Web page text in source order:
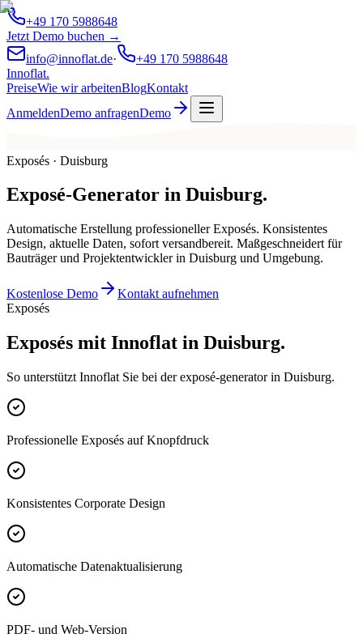
+49 170 5988648
Jetzt Demo buchen →
info@innoflat.de·
+49 170 5988648
Innoflat.
PreiseWie wir arbeitenBlogKontakt
AnmeldenDemo anfragenDemo
Exposés · Duisburg
Exposé-Generator in Duisburg.
Automatische Erstellung professioneller Exposés. Konsistentes
Design, aktuelle Daten, sofort versandbereit. Maßgeschneidert für
Bauträger und Projektentwickler in Duisburg und Umgebung.
Kostenlose Demo
Kontakt aufnehmen
Exposés
Exposés mit Innoflat in Duisburg.
So unterstützt Innoflat Sie bei der exposé-generator in Duisburg.
Professionelle Exposés auf Knopfdruck
Konsistentes Corporate Design
Automatische Datenaktualisierung
PDF- und Web-Version